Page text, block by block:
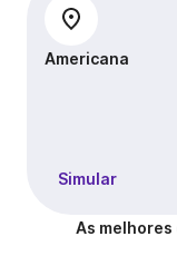
Americana
Simular
As